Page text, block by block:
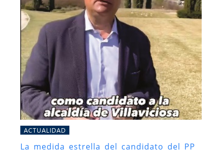
ACTUALIDAD
La medida estrella del candidato del PP